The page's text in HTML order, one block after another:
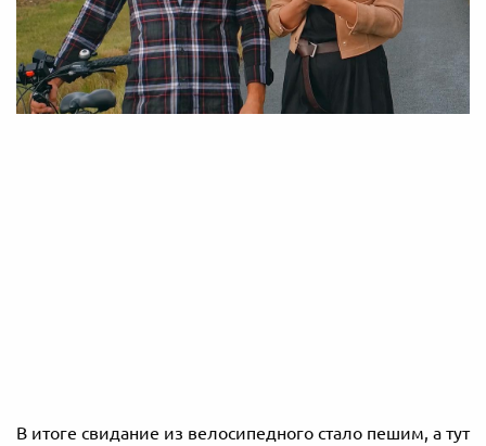
В итоге свидание из велосипедного стало пешим, а тут